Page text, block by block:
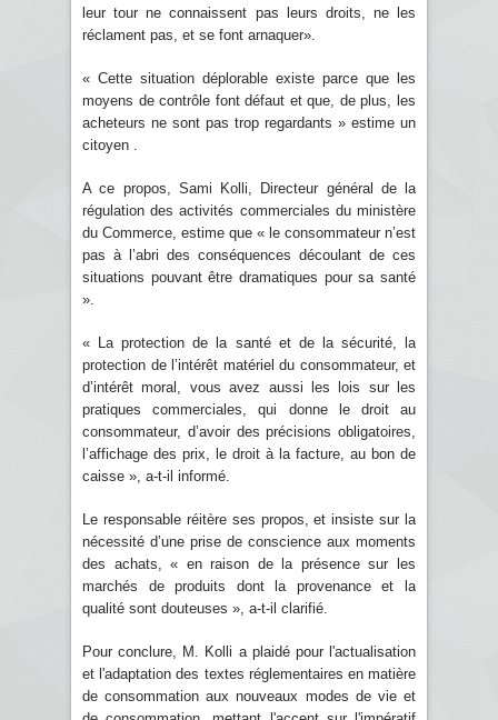
leur tour ne connaissent pas leurs droits, ne les
réclament pas, et se font arnaquer».
« Cette situation déplorable existe parce que les
moyens de contrôle font défaut et que, de plus, les
acheteurs ne sont pas trop regardants » estime un
citoyen .
A ce propos, Sami Kolli, Directeur général de la
régulation des activités commerciales du ministère
du Commerce, estime que « le consommateur n’est
pas à l’abri des conséquences découlant de ces
situations pouvant être dramatiques pour sa santé
».
« La protection de la santé et de la sécurité, la
protection de l’intérêt matériel du consommateur, et
d’intérêt moral, vous avez aussi les lois sur les
pratiques commerciales, qui donne le droit au
consommateur, d’avoir des précisions obligatoires,
l’affichage des prix, le droit à la facture, au bon de
caisse », a-t-il informé.
Le responsable réitère ses propos, et insiste sur la
nécessité d’une prise de conscience aux moments
des achats, « en raison de la présence sur les
marchés de produits dont la provenance et la
qualité sont douteuses », a-t-il clarifié.
Pour conclure, M. Kolli a plaidé pour l'actualisation
et l'adaptation des textes réglementaires en matière
de consommation aux nouveaux modes de vie et